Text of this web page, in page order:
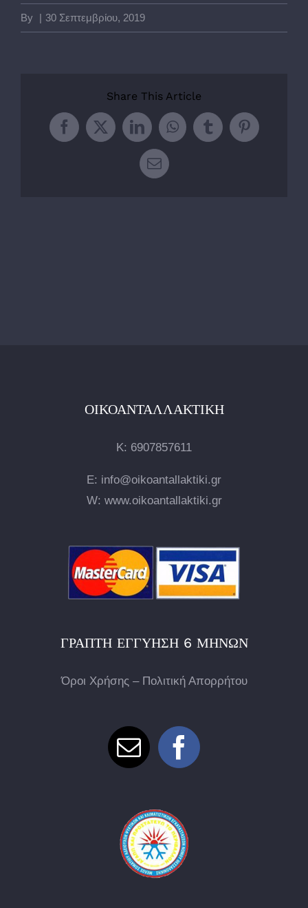
By | 30 Σεπτεμβρίου, 2019
Share This Article
FacebookTwitterLinkedInWhatsApp
TumblrPinterest
Email
ΟΙΚΟΑΝΤΑΛΛΑΚΤΙΚΉ
Κ: 6907857611
E: info@oikoantallaktiki.gr
W: www.oikoantallaktiki.gr
ΓΡΑΠΤΉ ΕΓΓΎΗΣΗ 6 ΜΗΝΏΝ
Όροι Χρήσης – Πολιτική Απορρήτου